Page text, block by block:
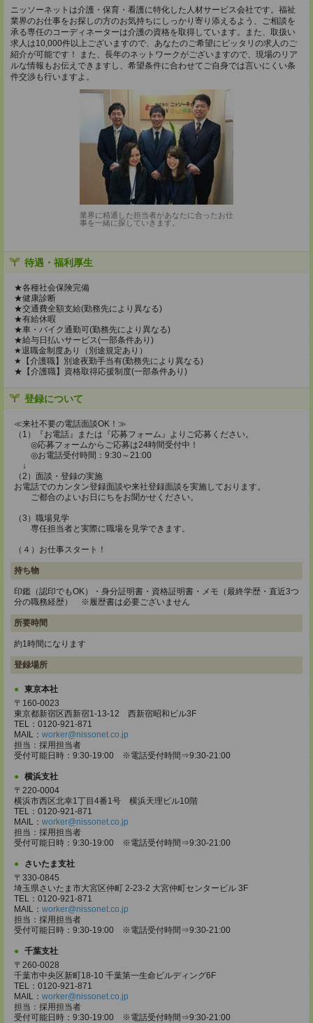
ニッソーネットは介護・保育・看護に特化した人材サービス会社です。福祉
業界のお仕事をお探しの方のお気持ちにしっかり寄り添えるよう、ご相談を
承る専任のコーディネーターは介護の資格を取得しています。また、取扱い
求人は10,000件以上ございますので、あなたのご希望にピッタリの求人のご
紹介が可能です！ また、長年のネットワークがございますので、現場のリア
ルな情報もお伝えできますし、希望条件に合わせてご自身では言いにくい条
件交渉も行いますよ。
業界に精通した担当者があなたに合ったお仕
事を一緒に探していきます。
待遇・福利厚生
★各種社会保険完備
★健康診断
★交通費全額支給(勤務先により異なる)
★有給休暇
★車・バイク通勤可(勤務先により異なる)
★給与日払いサービス(一部条件あり)
★退職金制度あり（別途規定あり）
★【介護職】別途夜勤手当有(勤務先により異なる)
★【介護職】資格取得応援制度(一部条件あり)
登録について
≪来社不要の電話面談OK！≫
（1）『お電話』または『応募フォーム』よりご応募ください。
◎応募フォームからご応募は24時間受付中！
◎お電話受付時間：9:30～21:00
↓
（2）面談・登録の実施
お電話でのカンタン登録面談や来社登録面談を実施しております。
ご都合のよいお日にちをお聞かせください。
（3）職場見学
専任担当者と実際に職場を見学できます。
（４）お仕事スタート！
持ち物
印鑑（認印でもOK）・身分証明書・資格証明書・メモ（最終学歴・直近3つ
分の職務経歴） ※履歴書は必要ございません
所要時間
約1時間になります
登録場所
東京本社
〒160-0023
東京都新宿区西新宿1-13-12 西新宿昭和ビル3F
TEL：0120-921-871
MAIL： worker@nissonet.co.jp
担当：採用担当者
受付可能日時：9:30-19:00 ※電話受付時間⇒9:30-21:00
横浜支社
〒220-0004
横浜市西区北幸1丁目4番1号 横浜天理ビル10階
TEL：0120-921-871
MAIL： worker@nissonet.co.jp
担当：採用担当者
受付可能日時：9:30-19:00 ※電話受付時間⇒9:30-21:00
さいたま支社
〒330-0845
埼玉県さいたま市大宮区仲町 2-23-2 大宮仲町センタービル 3F
TEL：0120-921-871
MAIL： worker@nissonet.co.jp
担当：採用担当者
受付可能日時：9:30-19:00 ※電話受付時間⇒9:30-21:00
千葉支社
〒260-0028
千葉市中央区新町18-10 千葉第一生命ビルディング6F
TEL：0120-921-871
MAIL： worker@nissonet.co.jp
担当：採用担当者
受付可能日時：9:30-19:00 ※電話受付時間⇒9:30-21:00